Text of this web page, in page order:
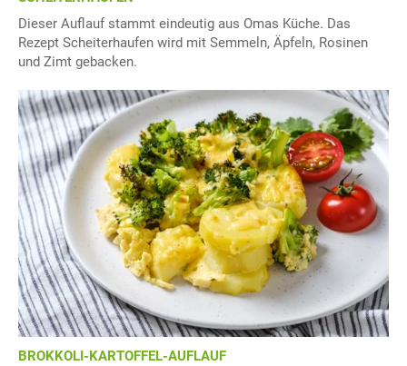
Dieser Auflauf stammt eindeutig aus Omas Küche. Das
Rezept Scheiterhaufen wird mit Semmeln, Äpfeln, Rosinen
und Zimt gebacken.
BROKKOLI-KARTOFFEL-AUFLAUF